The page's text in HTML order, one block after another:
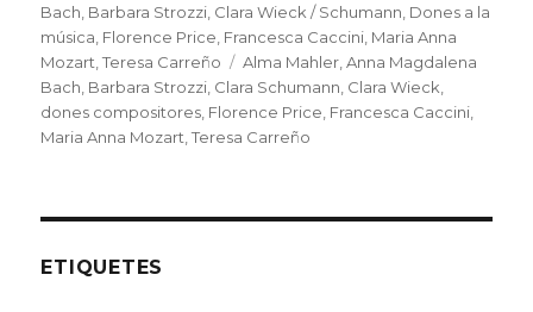
on
Bach Barbara Strozzi Clara Wieck / Schumann Dones a la
música Florence Price Francesca Caccini Maria Anna
Mozart ,Teresa Carreño Tags
Alma Mahler ,Anna Magdalena
Bach Barbara Strozzi Clara Schumann Clara Wieck
dones compositores Florence Price Francesca Caccini
Maria Anna Mozart ,Teresa Carreño
ETIQUETES